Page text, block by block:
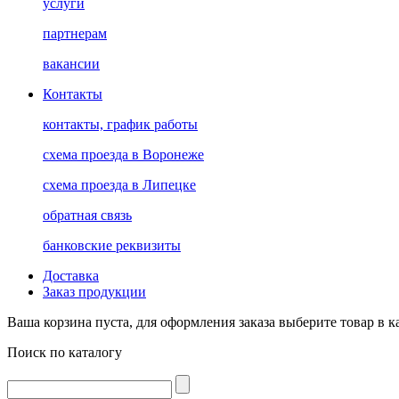
услуги
партнерам
вакансии
Контакты
контакты, график работы
схема проезда в Воронеже
схема проезда в Липецке
обратная связь
банковские реквизиты
Доставка
Заказ продукции
Ваша корзина пуста, для оформления заказа выберите товар в
Поиск по каталогу